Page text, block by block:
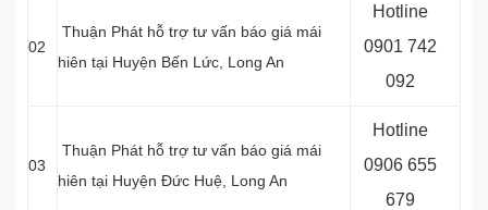
02
Thuận Phát hỗ trợ tư vấn báo giá mái
hiên tại Huyện Bến Lức , Long An
Hotline
0901 742
092
03
Thuận Phát hỗ trợ tư vấn báo giá mái
hiên tại Huyện Đức Huệ , Long An
Hotline
0906 655
679